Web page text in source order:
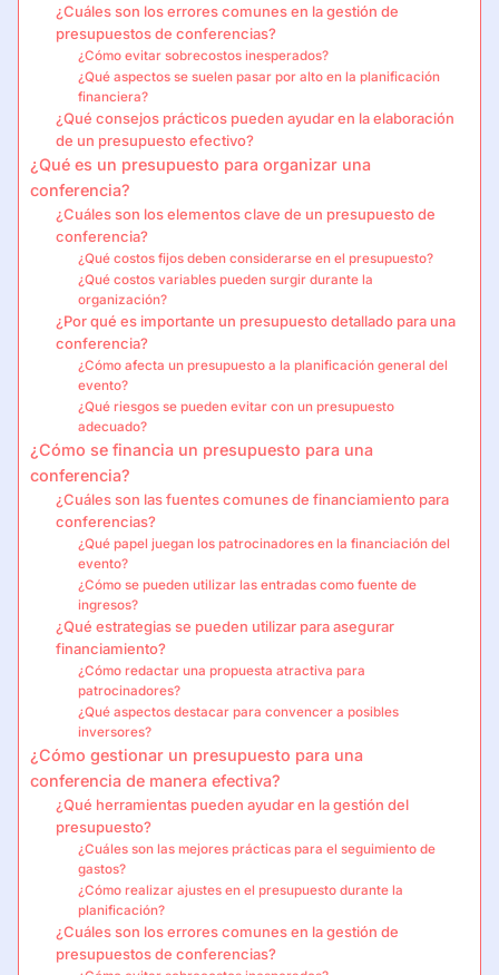
¿Cuáles son los errores comunes en la gestión de
presupuestos de conferencias?
¿Cómo evitar sobrecostos inesperados?
¿Qué aspectos se suelen pasar por alto en la planificación
financiera?
¿Qué consejos prácticos pueden ayudar en la elaboración
de un presupuesto efectivo?
¿Qué es un presupuesto para organizar una
conferencia?
¿Cuáles son los elementos clave de un presupuesto de
conferencia?
¿Qué costos fijos deben considerarse en el presupuesto?
¿Qué costos variables pueden surgir durante la
organización?
¿Por qué es importante un presupuesto detallado para una
conferencia?
¿Cómo afecta un presupuesto a la planificación general del
evento?
¿Qué riesgos se pueden evitar con un presupuesto
adecuado?
¿Cómo se financia un presupuesto para una
conferencia?
¿Cuáles son las fuentes comunes de financiamiento para
conferencias?
¿Qué papel juegan los patrocinadores en la financiación del
evento?
¿Cómo se pueden utilizar las entradas como fuente de
ingresos?
¿Qué estrategias se pueden utilizar para asegurar
financiamiento?
¿Cómo redactar una propuesta atractiva para
patrocinadores?
¿Qué aspectos destacar para convencer a posibles
inversores?
¿Cómo gestionar un presupuesto para una
conferencia de manera efectiva?
¿Qué herramientas pueden ayudar en la gestión del
presupuesto?
¿Cuáles son las mejores prácticas para el seguimiento de
gastos?
¿Cómo realizar ajustes en el presupuesto durante la
planificación?
¿Cuáles son los errores comunes en la gestión de
presupuestos de conferencias?